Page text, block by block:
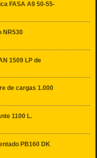
FASA A9 50-55-
NR530
1509 LP de
de cargas 1.000
1100 L.
PB160 DK